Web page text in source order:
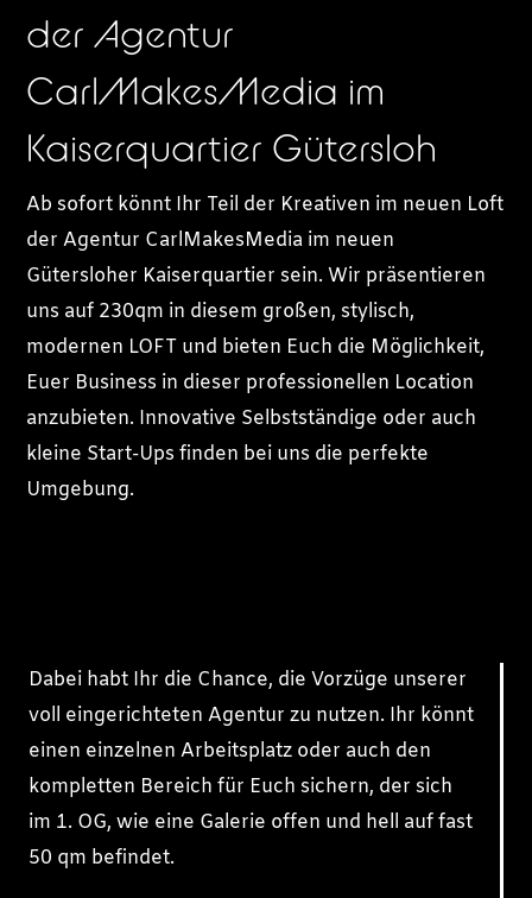
der Agentur
CarlMakesMedia im
Kaiserquartier Gütersloh
Ab sofort könnt Ihr Teil der Kreativen im neuen Loft
der Agentur CarlMakesMedia im neuen
Gütersloher Kaiserquartier sein. Wir präsentieren
uns auf 230qm in diesem großen, stylisch,
modernen LOFT und bieten Euch die Möglichkeit,
Euer Business in dieser professionellen Location
anzubieten. Innovative Selbstständige oder auch
kleine Start-Ups finden bei uns die perfekte
Umgebung.
Dabei habt Ihr die Chance, die Vorzüge unserer
voll eingerichteten Agentur zu nutzen. Ihr könnt
einen einzelnen Arbeitsplatz oder auch den
kompletten Bereich für Euch sichern, der sich
im 1. OG, wie eine Galerie offen und hell auf fast
50 qm befindet.